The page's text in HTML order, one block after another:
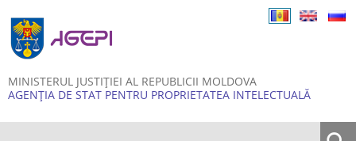
MINISTERUL JUSTIȚIEI AL REPUBLICII MOLDOVA
AGENȚIA DE STAT PENTRU PROPRIETATEA INTELECTUALĂ